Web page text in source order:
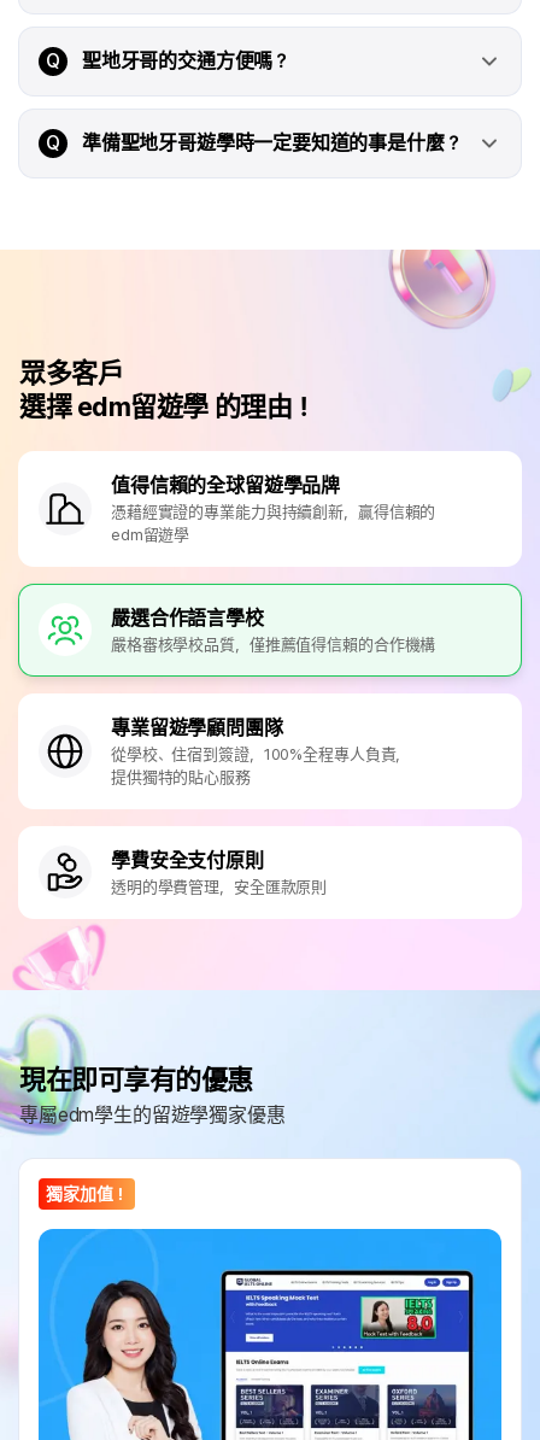
Q 聖地牙哥的交通方便嗎？
Q 準備聖地牙哥遊學時一定要知道的事是什麼？
眾多客戶
選擇 edm留遊學 的理由！
值得信賴的全球留遊學品牌
憑藉經實證的專業能力與持續創新，贏得信賴的
edm留遊學
嚴選合作語言學校
嚴格審核學校品質，僅推薦值得信賴的合作機構
專業留遊學顧問團隊
從學校、住宿到簽證，100%全程專人負責，
提供獨特的貼心服務
學費安全支付原則
透明的學費管理，安全匯款原則
現在即可享有的優惠
專屬edm學生的留遊學獨家優惠
獨家加值！